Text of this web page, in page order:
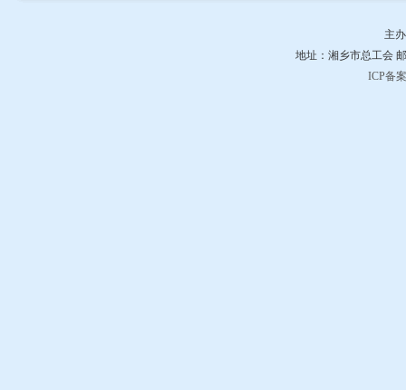
主
地址：湘乡市总工会
ICP备